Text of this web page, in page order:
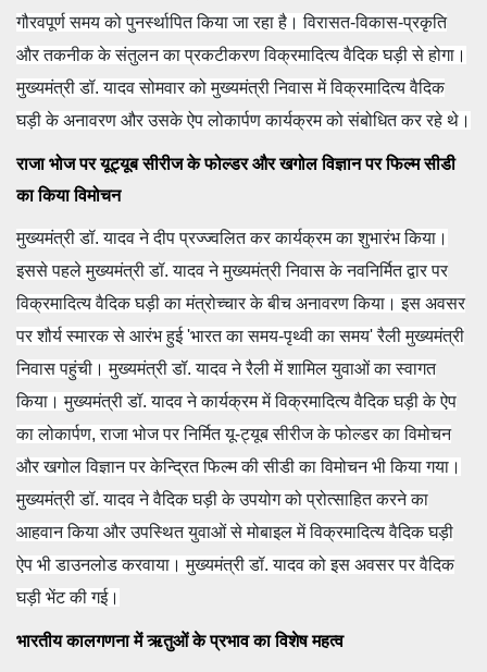
गौरवपूर्ण समय को पुनर्स्थापित किया जा रहा है। विरासत-विकास-प्रकृति
और तकनीक के संतुलन का प्रकटीकरण विक्रमादित्य वैदिक घड़ी से होगा।
मुख्यमंत्री डॉ. यादव सोमवार को मुख्यमंत्री निवास में विक्रमादित्य वैदिक
घड़ी के अनावरण और उसके ऐप लोकार्पण कार्यक्रम को संबोधित कर रहे थे।
राजा भोज पर यूट्यूब सीरीज के फोल्डर और खगोल विज्ञान पर फिल्म सीडी
का किया विमोचन
मुख्यमंत्री डॉ. यादव ने दीप प्रज्ज्वलित कर कार्यक्रम का शुभारंभ किया।
इससे पहले मुख्यमंत्री डॉ. यादव ने मुख्यमंत्री निवास के नवनिर्मित द्वार पर
विक्रमादित्य वैदिक घड़ी का मंत्रोच्चार के बीच अनावरण किया। इस अवसर
पर शौर्य स्मारक से आरंभ हुई 'भारत का समय-पृथ्वी का समय' रैली मुख्यमंत्री
निवास पहुंची। मुख्यमंत्री डॉ. यादव ने रैली में शामिल युवाओं का स्वागत
किया। मुख्यमंत्री डॉ. यादव ने कार्यक्रम में विक्रमादित्य वैदिक घड़ी के ऐप
का लोकार्पण, राजा भोज पर निर्मित यू-ट्यूब सीरीज के फोल्डर का विमोचन
और खगोल विज्ञान पर केन्द्रित फिल्म की सीडी का विमोचन भी किया गया।
मुख्यमंत्री डॉ. यादव ने वैदिक घड़ी के उपयोग को प्रोत्साहित करने का
आहवान किया और उपस्थित युवाओं से मोबाइल में विक्रमादित्य वैदिक घड़ी
ऐप भी डाउनलोड करवाया। मुख्यमंत्री डॉ. यादव को इस अवसर पर वैदिक
घड़ी भेंट की गई।
भारतीय कालगणना में ऋतुओं के प्रभाव का विशेष महत्व